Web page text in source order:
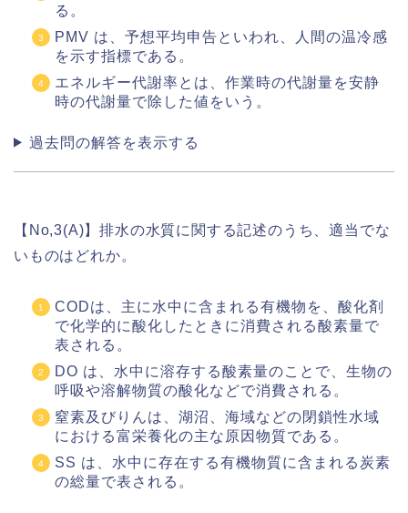
る。
PMV は、予想平均申告といわれ、人間の温冷感
を示す指標である。
エネルギー代謝率とは、作業時の代謝量を安静
時の代謝量で除した値をいう。
過去問の解答を表示する
【No,3(A)】排水の水質に関する記述のうち、適当でな
いものはどれか。
CODは、主に水中に含まれる有機物を、酸化剤
で化学的に酸化したときに消費される酸素量で
表される。
DO は、水中に溶存する酸素量のことで、生物の
呼吸や溶解物質の酸化などで消費される。
窒素及びりんは、湖沼、海域などの閉鎖性水域
における富栄養化の主な原因物質である。
SS は、水中に存在する有機物質に含まれる炭素
の総量で表される。